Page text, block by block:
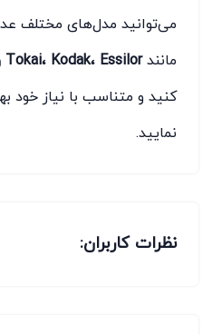
می‌توانید مدل‌های مختلف
مانندTokai، Kodak، Essilor و Samsung
کنید و متناسب با نیاز خود
نمایید.
نظرات کاربران: